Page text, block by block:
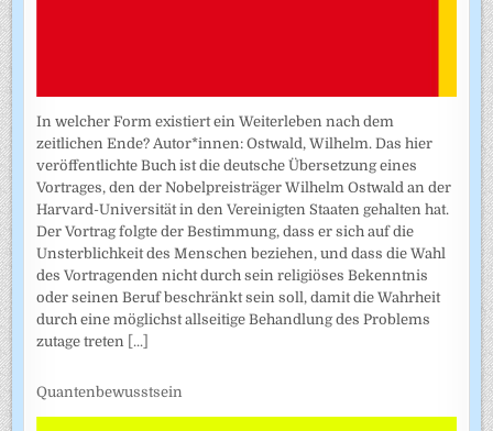
In welcher Form existiert ein Weiterleben nach dem
zeitlichen Ende? Autor*innen: Ostwald, Wilhelm. Das hier
veröffentlichte Buch ist die deutsche Übersetzung eines
Vortrages, den der Nobelpreisträger Wilhelm Ostwald an der
Harvard-Universität in den Vereinigten Staaten gehalten hat.
Der Vortrag folgte der Bestimmung, dass er sich auf die
Unsterblichkeit des Menschen beziehen, und dass die Wahl
des Vortragenden nicht durch sein religiöses Bekenntnis
oder seinen Beruf beschränkt sein soll, damit die Wahrheit
durch eine möglichst allseitige Behandlung des Problems
zutage treten [...]
Quantenbewusstsein